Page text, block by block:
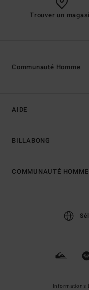
Trouver un
AIDE
BILLABONG
Communauté Homme
COMMUNAUTÉ HOMME
Informations